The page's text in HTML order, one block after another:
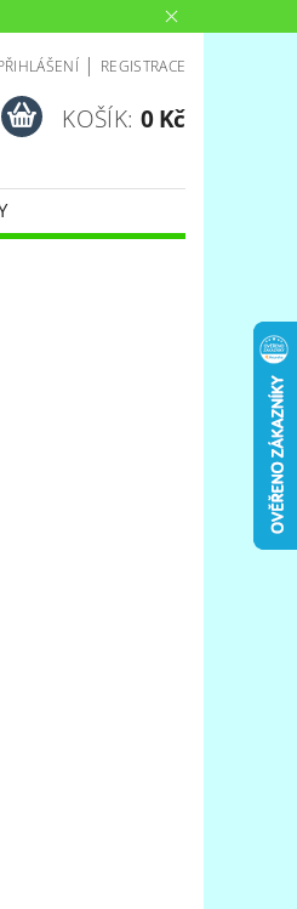
| REGISTRACE
KOŠÍK: 0 Kč